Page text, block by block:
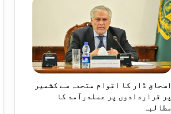
اسحاق ڈار کا اقوام متحدہ سے کشمیر
پر قراردادوں پر عملدرآمد کا
مطالبہ